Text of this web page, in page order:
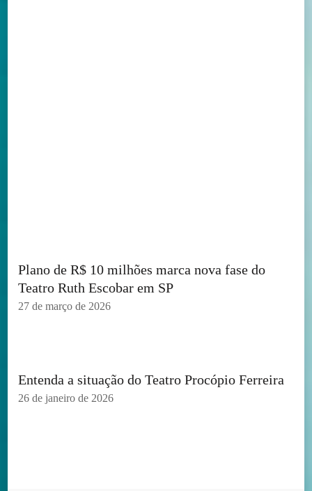
Plano de R$ 10 milhões marca nova fase do
Teatro Ruth Escobar em SP
27 de março de 2026
Entenda a situação do Teatro Procópio Ferreira
26 de janeiro de 2026